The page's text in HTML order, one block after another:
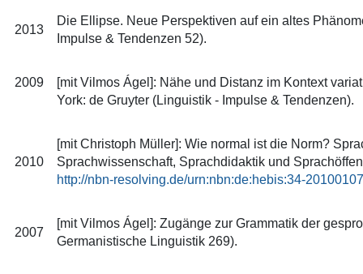
2013
Die Ellipse. Neue Perspektiven auf ein altes
Impulse & Tendenzen 52).
2009
[mit Vilmos Ágel]: Nähe und Distanz im Kontext
York: de Gruyter (Linguistik - Impulse & Tendenzen).
2010
[mit Christoph Müller]: Wie normal ist die Norm?
Sprachwissenschaft, Sprachdidaktik und
http://nbn-resolving.de/urn:nbn:de:hebis:34-
2007
[mit Vilmos Ágel]: Zugänge zur Grammatik der
Germanistische Linguistik 269).